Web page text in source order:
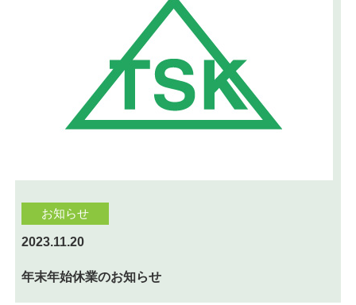
お知らせ
2023.11.20
年末年始休業のお知らせ